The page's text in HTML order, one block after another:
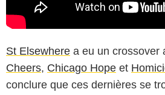
St Elsewhere a eu un crossover
Cheers, Chicago Hope et
conclure que ces dernières se